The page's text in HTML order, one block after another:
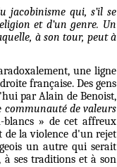
jacobinisme qui, s’il se
et d’un genre. Un
à son tour, peut à
une ligne
française. Des gens
par Alain de Benoist,
communauté de valeurs
blancs » de cet affreux
de la violence d'un rejet
un autre qui serait
ses traditions et à son